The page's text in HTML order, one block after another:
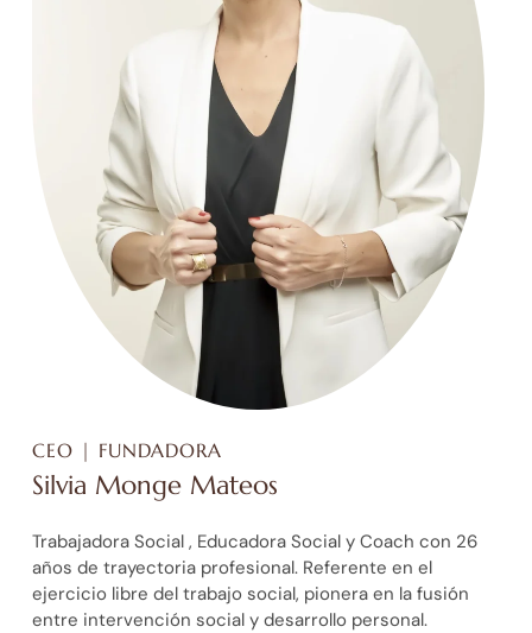
CEO | FUNDADORA
Silvia Monge Mateos
Trabajadora Social , Educadora Social y Coach con 26
años de trayectoria profesional. Referente en el
ejercicio libre del trabajo social, pionera en la fusión
entre intervención social y desarrollo personal.